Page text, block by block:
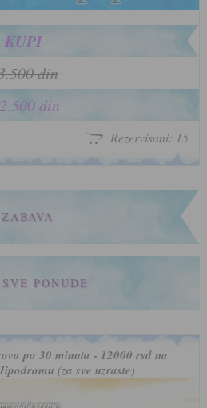
KUPI
din
2.500 din
Rezervisani: 15
ZABAVA
PONUDE
po 30 minuta - 12000 rsd na
(za sve uzraste)
vreme
vreme